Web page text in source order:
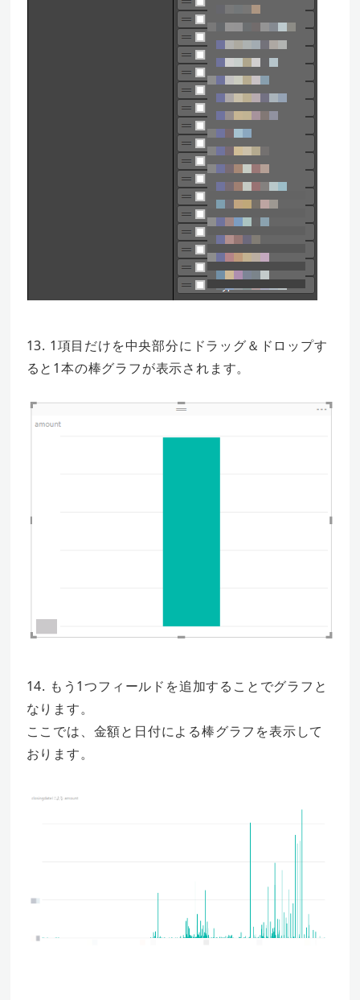
13. 1項目だけを中央部分にドラッグ＆ドロップす
ると1本の棒グラフが表示されます。
14. もう1つフィールドを追加することでグラフと
なります。
ここでは、金額と日付による棒グラフを表示して
おります。